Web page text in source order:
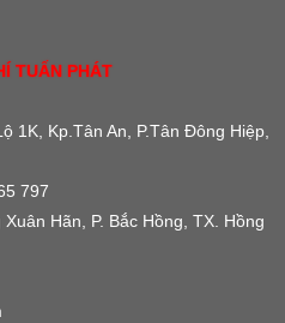
TUẤN PHÁT
1K, Kp.Tân An, P.Tân Đông Hiệp,
797
Hãn, P. Bắc Hồng, TX. Hồng